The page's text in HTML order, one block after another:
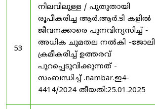
53
നിലവിലുള്ള / പുതുതായി
രൂപീകരിച്ച ആർ.ആർ.ടി കളിൽ
ജീവനക്കാരെ പുനവിന്യസിച്ച് -
അധിക ചുമതല നൽകി -ജോലി
ക്രമീകരിച്ച് ഉത്തരവ്
പുറപ്പെടുവിക്കുന്നത് -
സംബന്ധിച്ച് .nambar.ഇ4-
4414/2024 തീയതി:25.01.2025